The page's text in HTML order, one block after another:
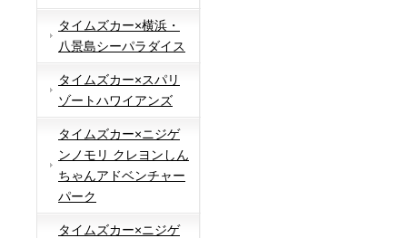
タイムズカー×横浜・
八景島シーパラダイス
タイムズカー×スパリ
ゾートハワイアンズ
タイムズカー×ニジゲ
ンノモリ クレヨンしん
ちゃんアドベンチャー
パーク
タイムズカー×ニジゲ